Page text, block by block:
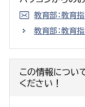
教育部：教育
教育部：教育
この情報につい
ください！